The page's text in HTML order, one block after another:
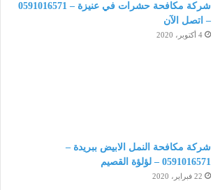
شركة مكافحة حشرات في عنيزة – 0591016571
– اتصل الآن
4 أكتوبر، 2020
شركة مكافحة النمل الابيض ببريدة –
0591016571 – لؤلؤة القصيم
22 فبراير، 2020